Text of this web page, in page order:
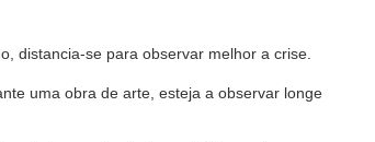
distancia-se para observar melhor a crise.
uma obra de arte, esteja a observar longe